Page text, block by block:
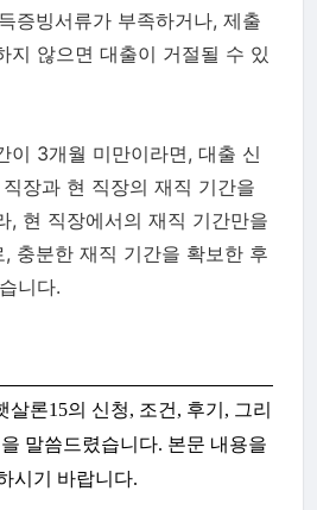
증빙서류가 부족하거나, 제출
지 않으면 대출이 거절될 수 있
이 3개월 미만이라면, 대출 신
장과 현 직장의 재직 기간을
, 현 직장에서의 재직 기간만을
충분한 재직 기간을 확보한 후
니다.
살론15의 신청, 조건, 후기, 그리
말씀드렸습니다. 본문 내용을
시기 바랍니다.